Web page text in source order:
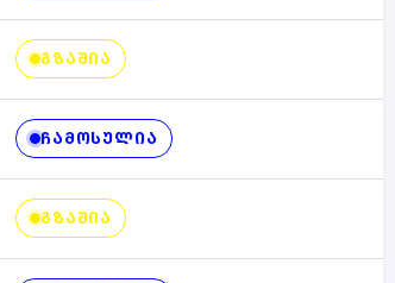
ᲒᲖᲐᲨᲘᲐ
ᲩᲐᲛᲝᲡᲣᲚᲘᲐ
ᲒᲖᲐᲨᲘᲐ